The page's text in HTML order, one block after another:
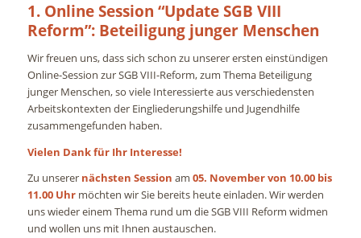
1. Online Session “Update SGB VIII
Reform”: Beteiligung junger Menschen
Wir freuen uns, dass sich schon zu unserer ersten einstündigen
Online-Session zur SGB VIII-Reform, zum Thema Beteiligung
junger Menschen, so viele Interessierte aus verschiedensten
Arbeitskontexten der Eingliederungshilfe und Jugendhilfe
zusammengefunden haben.
Vielen Dank für Ihr Interesse!
Zu unserer nächsten Session am 05. November von 10.00 bis
11.00 Uhrmöchten wir Sie bereits heute einladen. Wir werden
uns wieder einem Thema rund um die SGB VIII Reform widmen
und wollen uns mit Ihnen austauschen.